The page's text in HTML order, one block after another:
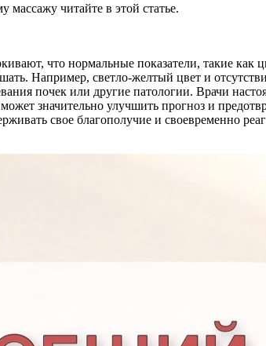
читайте в этой статье.
что нормальные показатели, такие как
Например, светло-желтый цвет и
почек или другие патологии. Врачи
значительно улучшить прогноз и
свое благополучие и своевременно